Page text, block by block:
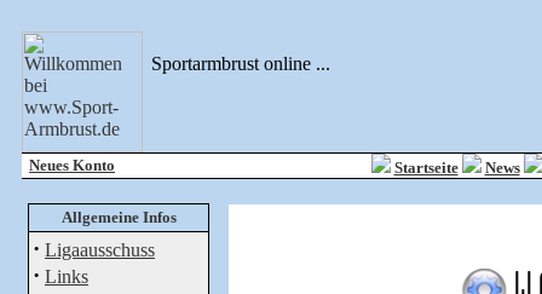
Sportarmbrust online ...
Neues Konto Startseite News
Allgemeine Infos
· Ligaausschuss
· Links